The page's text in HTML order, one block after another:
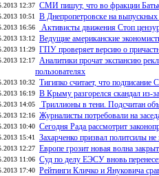
12:37 СМИ пишут, что во фракции
10:51 В Днепропетровске на
16:56 Активисты движения Стоп
13:12 Ведущие американские
11:29 ГПУ проверяет версию о
12:17 Аналитики прочат экспансию
пользователях
10:32 Тигипко считает, что
16:19 В Крыму разгорелся скандал из-
14:05 Триллионы в тени. Подсчитан
12:16 Журналисты потребовали на
10:40 Сегодня Рада рассмотрит
15:41 Захарченко призвал политсилы
12:27 Европе грозит новая волна
11:06 Суд по делу ЕЭСУ вновь
17:40 Рейтинги Кличко и Януковича